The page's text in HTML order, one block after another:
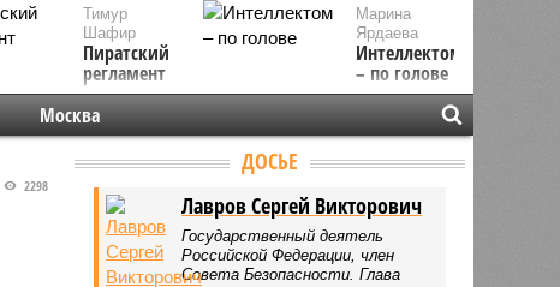
Марина
Ярдаева
Интеллектом
– по голове
Тимур
Шафир
Пиратский
регламент
Москва
2298
ДОСЬЕ
Лавров Сергей Викторович
Государственный деятель
Российской Федерации, член
Совета Безопасности. Глава